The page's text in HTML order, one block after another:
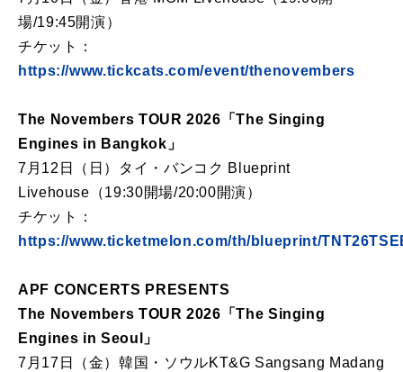
場/19:45開演）
チケット：
https://www.tickcats.com/event/thenovembers
The Novembers TOUR 2026「The Singing
Engines in Bangkok」
7月12日（日）タイ・バンコク Blueprint
Livehouse（19:30開場/20:00開演）
チケット：
https://www.ticketmelon.com/th/blueprint/
APF CONCERTS PRESENTS
The Novembers TOUR 2026「The Singing
Engines in Seoul」
7月17日（金）韓国・ソウルKT&G Sangsang Madang